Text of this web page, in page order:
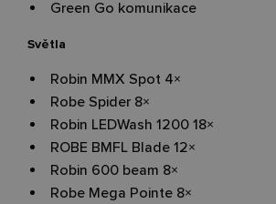
Green Go komunikace
Světla
Robin MMX Spot 4×
Robe Spider 8×
Robin LEDWash 1200 18×
ROBE BMFL Blade 12×
Robin 600 beam 8×
Robe Mega Pointe 8×